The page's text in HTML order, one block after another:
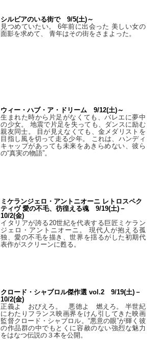
シルビアのいる街で 9/5(土)～
見つめていたい。 6年前に出会った 美しい女の
面影を求めて、 青年はその街をさまよった。
ウィー・ハブ・ア・ドリーム 9/12(土)～
生まれた時から片足がなくても、バレエに夢中
の少女。 地震で片足を失っても、ダンスに励む
親友同士。 目が見えなくても、金メダリストを
目指し風を切って走る少年。 これは、ハンディ
キャップがあっても未来をあきらめない、彼ら
の“真実の物語”。
ミケランジェロ・アントニオーニ レトロスペク
ティヴ 愛の不毛、彷徨える魂 9/19(土)－
10/2(金)
イタリアが誇る20世紀を代表する巨匠ミケラン
ジェロ・アントニオーニ。 現代人が抱える孤
独、愛の不毛を描き、世界を揺るがした初期代
表作がスクリーンに甦る。
クロード・シャブロル傑作選 vol.2 9/19(土)－
10/2(金)
正義よ おびえろ。 悪徳よ 燃えろ。 半世紀
にわたりフランス映画界をけん引してきた映画
監督クロード・シャブロル。“悪意の眼”が輝く彼
の作品群の中でもとくに容赦のない強烈な魅力
をはなつ伝説の３本を公開。